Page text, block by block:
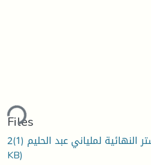
Loading...
Files
KB)